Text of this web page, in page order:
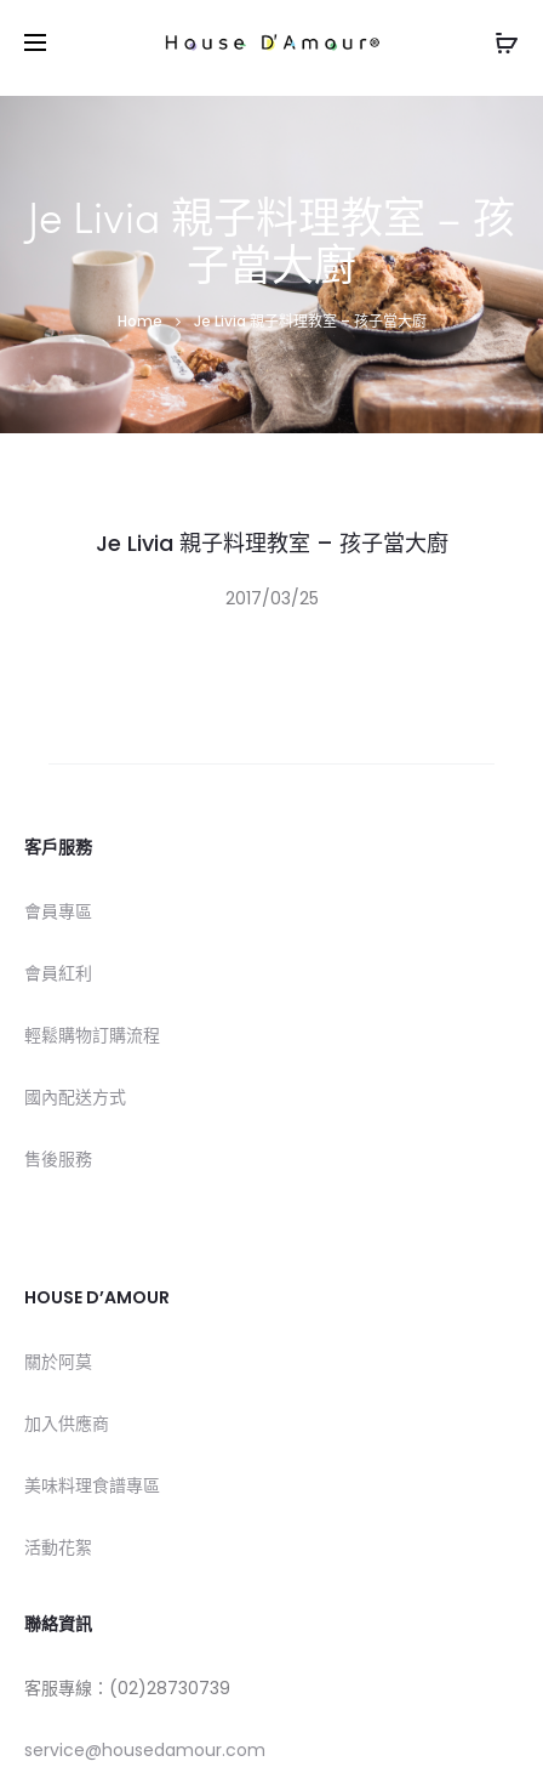
Je Livia 親子料理教室 – 孩
子當大廚
Home Je Livia 親子料理教室 – 孩子當大廚
Je Livia 親子料理教室 – 孩子當大廚
2017/03/25
客戶服務
會員專區
會員紅利
輕鬆購物訂購流程
國內配送方式
售後服務
HOUSE D’AMOUR
關於阿莫
加入供應商
美味料理食譜專區
活動花絮
聯絡資訊
客服專線：(02)28730739
service@housedamour.com